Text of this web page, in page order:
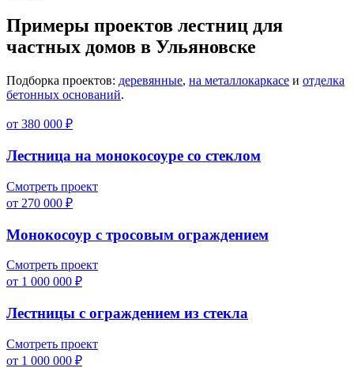
Примеры проектов лестниц для
частных домов в Ульяновске
Подборка проектов: деревянные, на металлокаркасе и отделка
бетонных оснований.
от 380 000 ₽
Лестница на монокосоуре со стеклом
Смотреть проект
от 270 000 ₽
Монокосоур с тросовым ограждением
Смотреть проект
от 1 000 000 ₽
Лестницы с ограждением из стекла
Смотреть проект
от 1 000 000 ₽